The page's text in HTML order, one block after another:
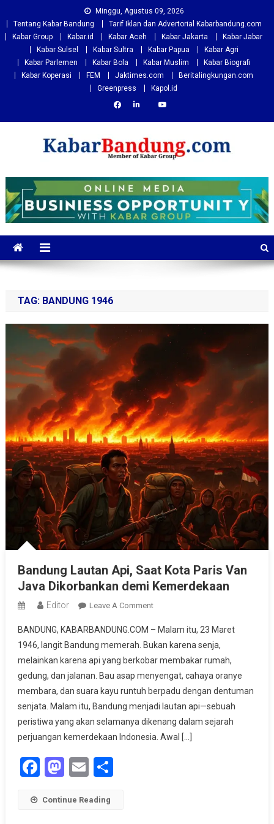
to
content
Minggu, Agustus 09, 2026
Tentang Kabar Bandung
Tarif Iklan dan Advertorial Kabarbandung.com
Kabar Group
Kabar.id Kabar Aceh Kabar Jakarta
Kabar Jabar
Kabar Sulsel
Kabar Sultra Kabar Papua
Kabar Agri
Kabar Parlemen
Kabar Bola Kabar Muslim
Kabar Biografi
Kabar Koperasi
FEM Jaktimes.com
Beritalingkungan.com
Greenpress
Kapol.id
Kabarbandung.com
TAG: BANDUNG 1946
Bandung Lautan Api, Saat Kota Paris Van
Java Dikorbankan demi Kemerdekaan
Editor Leave A CommentOn
Lautan
Api,
Saat
Kota
Paris
Van
Dikorbankan
BANDUNG, KABARBANDUNG.COM – Malam itu, 23 Maret
1946, langit Bandung memerah. Bukan karena senja,
melainkan karena api yang berkobar membakar rumah,
gedung, dan jalanan. Bau asap menyengat, cahaya oranye
membara, dan suara kayu runtuh berpadu dengan dentuman
senjata. Malam itu, Bandung menjadi lautan api—sebuah
peristiwa yang akan selamanya dikenang dalam sejarah
perjuangan kemerdekaan Indonesia. Awal […]
Facebook
Mastodon
EmailShare
Continue Reading